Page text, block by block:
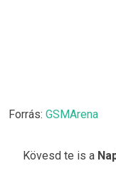
Forrás: GSMArena
Kövesd te is a